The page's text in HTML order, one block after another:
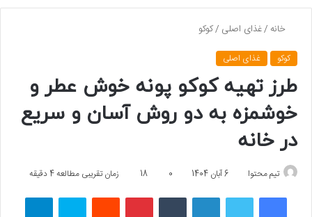
خانه /غذای اصلی /کوکو
کوکو غذای اصلی
طرز تهیه کوکو پونه خوش عطر و
خوشمزه به دو روش آسان و سریع
در خانه
تیم محتوا 6 آبان 1404 0
18 زمان تقریبی مطالعه 4 دقیقه
فیسبوک لینکداین پینتریست اسکایپ